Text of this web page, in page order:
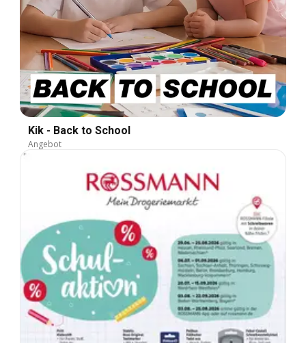
Kik - Back to School
Angebot